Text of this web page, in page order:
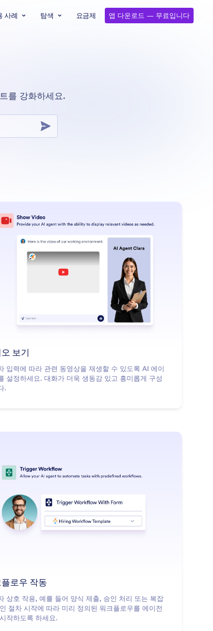
사례 탐색 요금제 앱 다운로드 — 무료입니다
를 강화하세요.
더 알아보기 : Show Video
보기
입력에 따라 관련 동영상을 재생할 수 있도록 AI 에이
설정하세요. 대화가 더욱 생동감 있고 흥미롭게 구성
.
더 알아보기: Trigger Workflow
로우 작동
상호 작용, 예를 들어 양식 제출, 승인 처리 또는 복잡
절차 시작에 따라 미리 정의된 워크플로우를 에이전
작하도록 하세요.